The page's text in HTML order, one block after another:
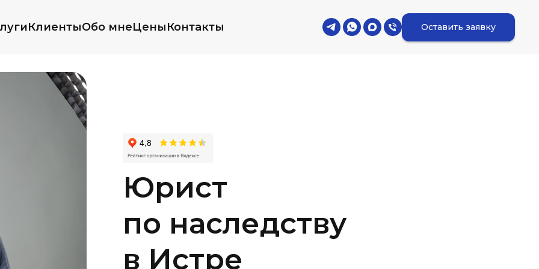
КлиентыОбо мнеЦеныКонтакты Оставить заявку
Юрист
по наследству
в Истре